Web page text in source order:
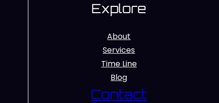
Explore
About
Services
Time Line
Blog
Contact